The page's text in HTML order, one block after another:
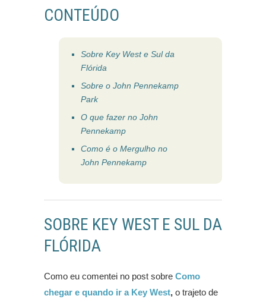
CONTEÚDO
Sobre Key West e Sul da
Flórida
Sobre o John Pennekamp
Park
O que fazer no John
Pennekamp
Como é o Mergulho no
John Pennekamp
SOBRE KEY WEST E SUL DA
FLÓRIDA
Como eu comentei no post sobre Como
chegar e quando ir a Key West, o trajeto de